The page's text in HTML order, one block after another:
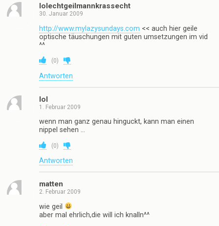
lolechtgeilmannkrassecht
30. Januar 2009
http://www.mylazysundays.com << auch hier geile
optische täuschungen mit guten umsetzungen im vid
^^
(0)
Antworten
lol
1. Februar 2009
wenn man ganz genau hinguckt, kann man einen
nippel sehen …
(0)
Antworten
matten
2. Februar 2009
wie geil
aber mal ehrlich,die will ich knalln^^